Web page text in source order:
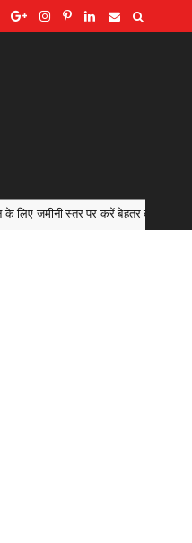
: मुख्यमंत्री श्री विष्णु देव साय